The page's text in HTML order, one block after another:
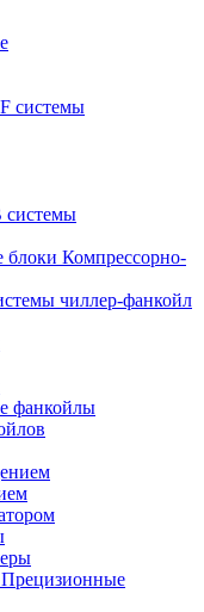
системы
системы
Компрессорно-
чиллер-фанкойл
фанкойлы
Прецизионные